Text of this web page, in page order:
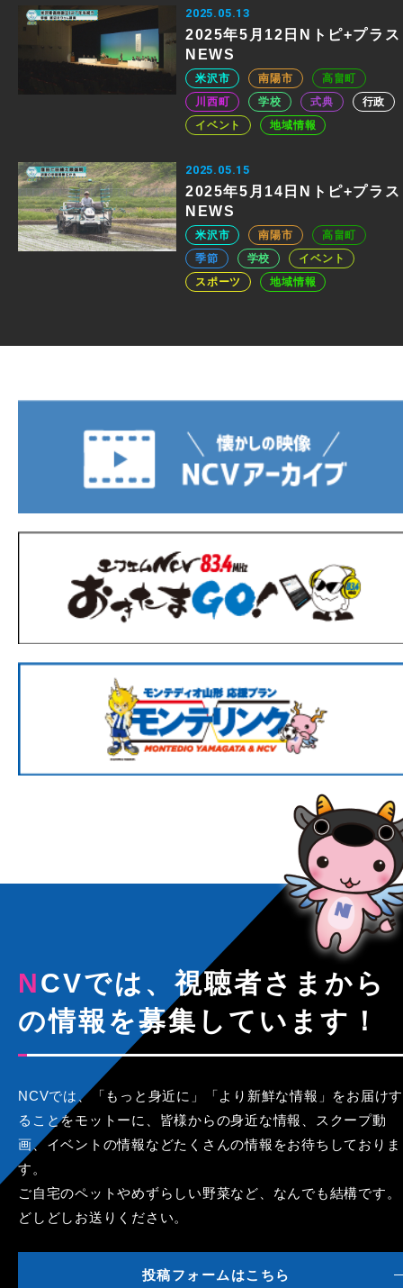
2025.05.13
2025年5月12日Nトピ+プラス
NEWS
米沢市 南陽市
高畠町
川西町
学校 式典
行政
イベント
地域情報
2025.05.15
2025年5月14日Nトピ+プラス
NEWS
米沢市 南陽市
高畠町
季節
学校
イベント
スポーツ
地域情報
NCVでは、視聴者さまから
の情報を募集しています！
NCVでは、「もっと身近に」「より新鮮な情報」をお届けす
ることをモットーに、皆様からの身近な情報、スクープ動
画、イベントの情報などたくさんの情報をお待ちしておりま
す。
ご自宅のペットやめずらしい野菜など、なんでも結構です。
どしどしお送りください。
投稿フォームはこちら